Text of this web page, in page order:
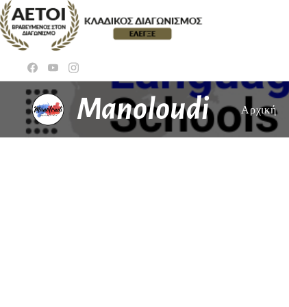
Manoloudi Αρχική